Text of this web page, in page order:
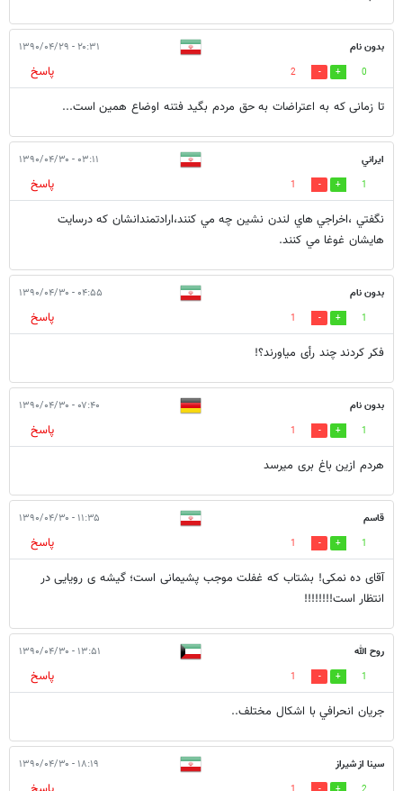
بدون نام ۲۰:۳۱ - ۱۳۹۰/۰۴/۲۹
0
2
پاسخ
تا زمانى كه به اعتراضات به حق مردم بگيد فتنه اوضاع همين است...
ايراني ۰۳:۱۱ - ۱۳۹۰/۰۴/۳۰
1
1
پاسخ
نگفتي ،اخراجي هاي لندن نشين چه مي كنند،ارادتمندانشان كه درسايت
هايشان غوغا مي كنند.
بدون نام ۰۴:۵۵ - ۱۳۹۰/۰۴/۳۰
1
1
پاسخ
فکر کردند چند رأی میاورند؟!
بدون نام ۰۷:۴۰ - ۱۳۹۰/۰۴/۳۰
1
1
پاسخ
هردم ازین باغ بری میرسد
قاسم ۱۱:۳۵ - ۱۳۹۰/۰۴/۳۰
1
1
پاسخ
آقای ده نمکی! بشتاب که غفلت موجب پشیمانی است؛ گیشه ی رویایی در
انتظار است!!!!!!!!
روح الله ۱۳:۵۱ - ۱۳۹۰/۰۴/۳۰
1
1
پاسخ
جريان انحرافي با اشكال مختلف..
سینا از شیراز ۱۸:۱۹ - ۱۳۹۰/۰۴/۳۰